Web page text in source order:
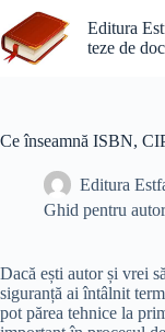
la
conținut
Editura
teze de
Ce înseamnă ISBN,
Editura
Ghid pentru
Dacă ești autor și vrei
siguranță ai întâlnit
pot părea tehnice la